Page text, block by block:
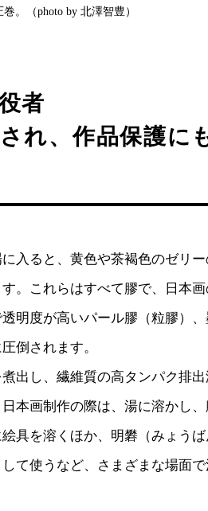
。（photo by 北澤智豊）
者
れ、作品保護に
入ると、黄色や茶褐色のゼリ
。これらはすべて膠で、日本
明度が高いパール膠（粒膠）
倒されます。
出し、繊維質の高タンパク排
本画制作の際は、湯に溶かし
具を溶くほか、明礬（みょう
て使うなど、さまざまな場面